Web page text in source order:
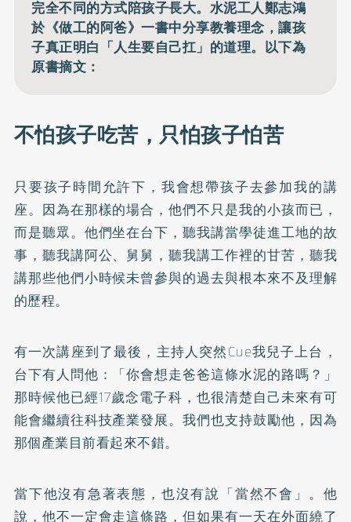
完全不同的方式陪孩子長大。水泥工人鄭志鴻
於《做工的阿爸》一書中分享教養理念，讓孩
子真正明白「人生要自己扛」的道理。以下為
原書摘文：
不怕孩子吃苦，只怕孩子怕苦
只要孩子時間允許下，我會想帶孩子去參加我的講
座。因為在那樣的場合，他們不只是我的小孩而已，
而是聽眾。他們坐在台下，聽我講當學徒進工地的故
事，聽我講阿公、舅舅，聽我講工作裡的甘苦，聽我
講那些他們小時候未曾參與的過去與根本來不及理解
的歷程。
有一次講座到了最後，主持人突然Cue我兒子上台，
台下有人問他：「你會想走爸爸這條水泥的路嗎？」
那時候他已經17歲念電子科，也很清楚自己未來有可
能會繼續往科技產業發展。我們也支持鼓勵他，因為
那個產業目前看起來不錯。
當下他沒有急著表態，也沒有說「當然不會」。他
說，他不一定會走這條路，但如果有一天在外面繞了